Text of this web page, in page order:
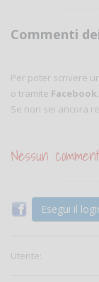
Commenti
Per poter scrivere
o tramite Facebook.
Se non sei ancora
Nessun
Esegui il
Utente: